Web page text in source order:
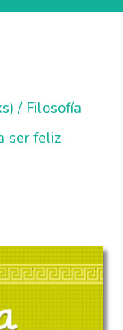
/ Filosofía
ser feliz